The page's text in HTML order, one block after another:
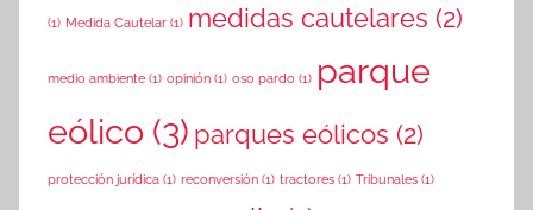
(1) Medida Cautelar (1) medidas cautelares (2)
medio ambiente (1) opinión (1) oso pardo (1) parque
eólico (3) parques eólicos (2)
protección jurídica (1) reconversión (1) tractores (1) Tribunales (1)